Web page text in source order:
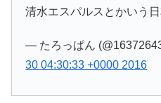
清水エスパルスとかいう日
— たろっぱん
30 04:30:33 +0000 2016